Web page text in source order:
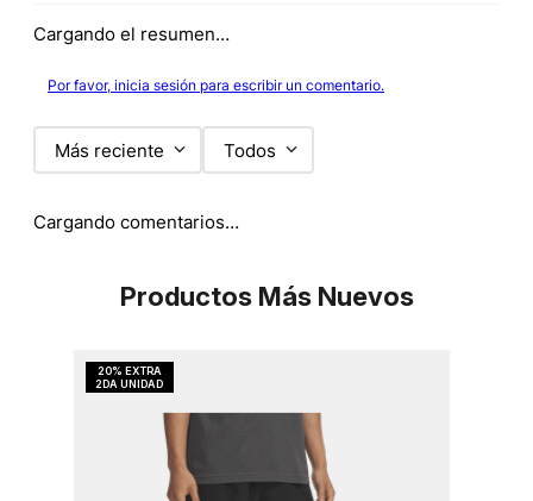
Cargando el resumen…
Por favor, inicia sesión para escribir un comentario.
Más reciente Todos
Cargando comentarios…
Productos Más Nuevos